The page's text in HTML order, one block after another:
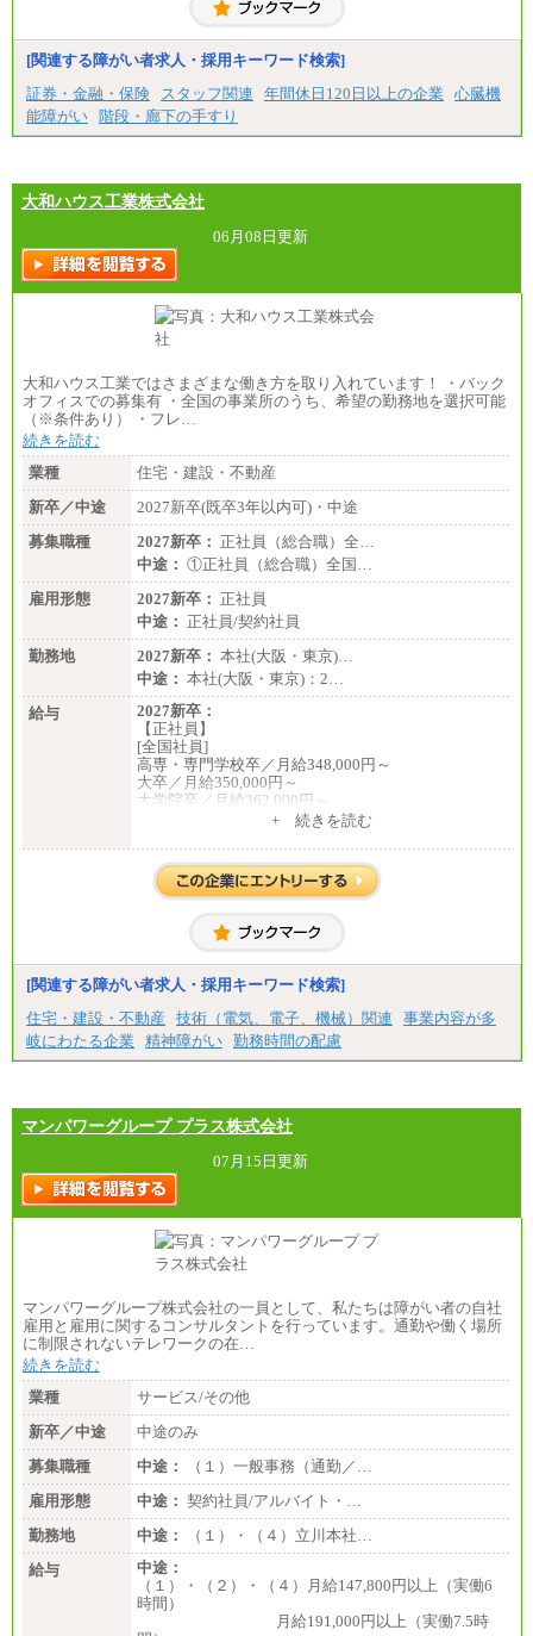
[関連する障がい者求人・採用キーワード検索]
証券・金融・保険
スタッフ関連 年間休日120日以上の企業
心臓機
能障がい 階段・廊下の手すり
大和ハウス工業株式会社
06月08日更新
大和ハウス工業ではさまざまな働き方を取り入れています！ ・バック
オフィスでの募集有 ・全国の事業所のうち、希望の勤務地を選択可能
（※条件あり） ・フレ…
続きを読む
業種
住宅・建設・不動産
新卒／中途
2027新卒(既卒3年以内可)・中途
募集職種
2027新卒： 正社員（総合職）全…
中途： ①正社員（総合職）全国…
雇用形態
2027新卒： 正社員
中途： 正社員/契約社員
勤務地
2027新卒： 本社(大阪・東京)…
中途： 本社(大阪・東京)：2…
給与
2027新卒：
【正社員】
[全国社員]
高専・専門学校卒／月給348,000円～
大卒／月給350,000円～
大学院卒／月給362,000円～
[地域社員]月給295,000円～
【正社員】
[全国社員]月給348,000円～
[地域社員]月給295,000円～
【契約社員】月給200,000円～
+ 続きを読む
[関連する障がい者求人・採用キーワード検索]
住宅・建設・不動産
技術（電気、電子、機械）関連
事業内容が多
岐にわたる企業
精神障がい 勤務時間の配慮
マンパワーグループ プラス株式会社
07月15日更新
マンパワーグループ株式会社の一員として、私たちは障がい者の自社
雇用と雇用に関するコンサルタントを行っています。通勤や働く場所
に制限されないテレワークの在…
続きを読む
業種
サービス/その他
新卒／中途
中途のみ
募集職種
中途：
（１）一般事務（通勤／…
雇用形態
中途： 契約社員/アルバイト・…
勤務地
中途：
（１）・（４）立川本社…
給与
中途：
（１）・（２）・（４）月給147,800円以上（実働6
時間）
月給191,000円以上（実働7.5時